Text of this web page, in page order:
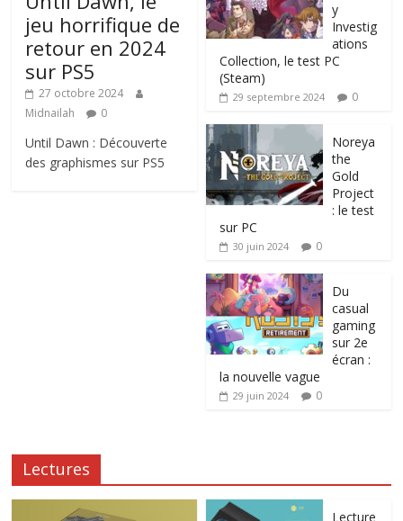
jeu horrifique de
retour en 2024
sur PS5
27 octobre 2024
Midnailah
0
Until Dawn : Découverte
des graphismes sur PS5
y
Investig
ations
Collection, le test PC
(Steam)
29 septembre 2024 0
Noreya
the
Gold
Project
: le test
sur PC
30 juin 2024 0
Du
casual
gaming
sur 2e
écran :
la nouvelle vague
29 juin 2024 0
Lectures
Lecture